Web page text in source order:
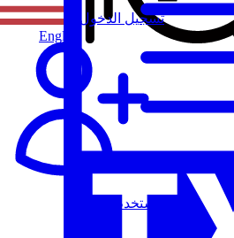
تسجيل الدخول
مستخدم جديد
English